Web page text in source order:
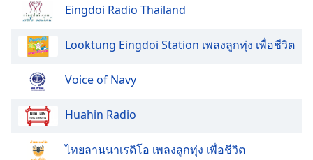
Eingdoi Radio Thailand
Looktung Eingdoi Station เพลงลูกทุ่ง เพื่อชีวิต
Voice of Navy
Huahin Radio
ไทยลานนาเรดิโอ เพลงลูกทุ่ง เพื่อชีวิต